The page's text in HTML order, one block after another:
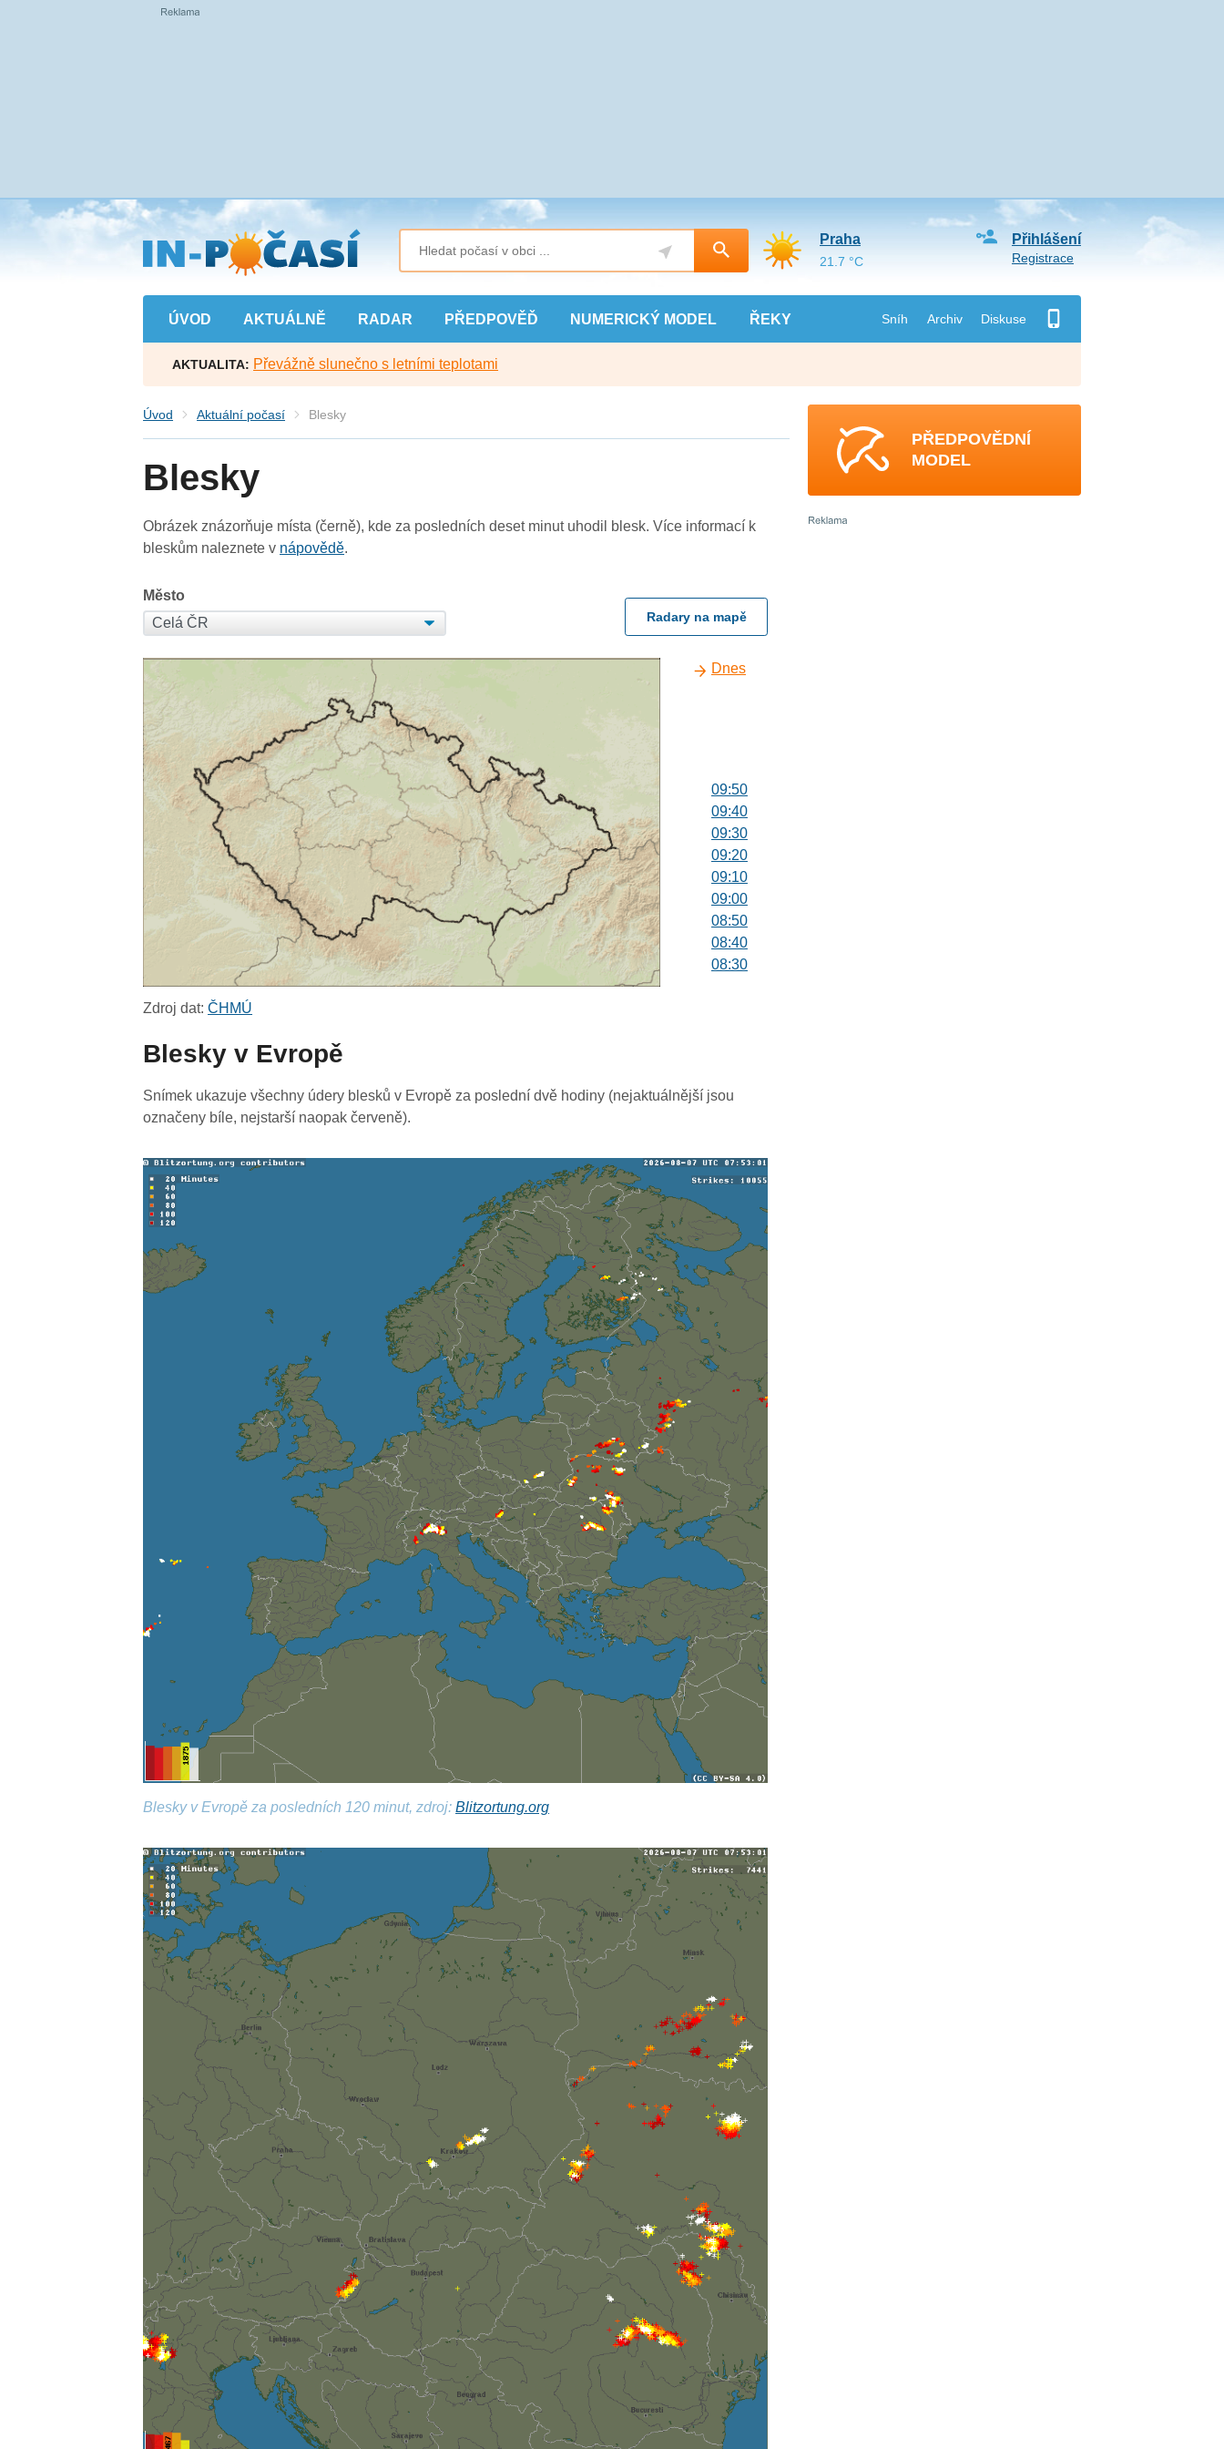
Přejít
na
hlavní
obsah
ÚVOD AKTUÁLNĚ RADAR PŘEDPOVĚĎ NUMERICKÝ MODEL ŘEKY Sníh Archiv Diskuse
Přihlášení
Registrace
Praha
21.7 °C
AKTUALITA: Převážně slunečno s letními teplotami
Úvod Aktuální počasí Blesky
Blesky
Obrázek znázorňuje místa (černě), kde za posledních deset minut uhodil blesk. Více informací k
bleskům naleznete v nápovědě.
Město
Radary na mapě
Dnes
09:50
09:40
09:30
09:20
09:10
09:00
08:50
08:40
08:30
07:30
07:00
06:50
Zdroj dat:ČHMÚ
Blesky v Evropě
Snímek ukazuje všechny údery blesků v Evropě za poslední dvě hodiny (nejaktuálnější jsou
označeny bíle, nejstarší naopak červeně).
Blesky v Evropě za posledních 120 minut, zdroj:Blitzortung.org
PŘEDPOVĚDNÍ
MODEL